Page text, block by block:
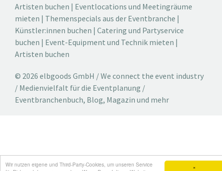
×
Wir nutzen eigene und Third-Party-Cookies, um unseren Service
Artisten buchen | Eventlocations und Meetingräume
mieten | Themenspecials aus der Eventbranche |
Künstler:innen buchen | Catering und Partyservice
buchen | Event-Equipment und Technik mieten |
Artisten buchen
© 2026 elbgoods GmbH / We connect the event industry
/ Medienvielfalt für die Eventplanung /
Eventbranchenbuch, Blog, Magazin und mehr